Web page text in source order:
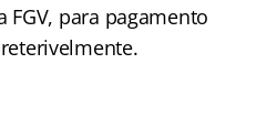
para pagamento